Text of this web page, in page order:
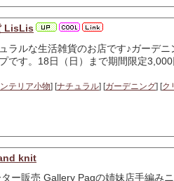
LisLis
ラルな生活雑貨のお店です♪ガーデ
です。18日（日）まで期間限定
テリア小物] [ナチュラル] [ガーデニング] [ク
knit
ー販売 Gallery Pagの姉妹店手編み